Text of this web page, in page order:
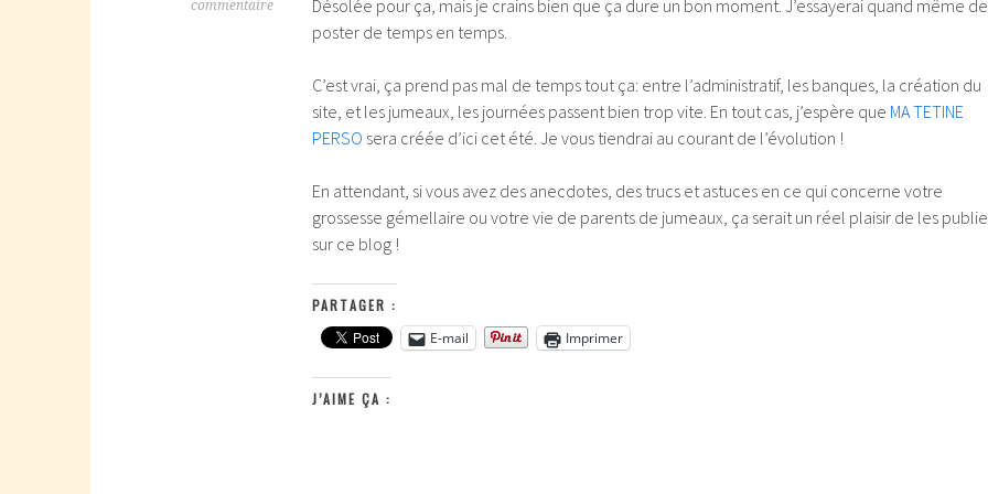
commentaire
Désolée pour ça, mais je crains bien que ça dure un bon moment. J’essayerai quand même de
poster de temps en temps.
C’est vrai, ça prend pas mal de temps tout ça: entre l’administratif, les banques, la création du
site, et les jumeaux, les journées passent bien trop vite. En tout cas, j’espère que MA TETINE
PERSO sera créée d’ici cet été. Je vous tiendrai au courant de l’évolution !
En attendant, si vous avez des anecdotes, des trucs et astuces en ce qui concerne votre
grossesse gémellaire ou votre vie de parents de jumeaux, ça serait un réel plaisir de les
sur ce blog !
PARTAGER :
E-mail
Imprimer
J’AIME ÇA :